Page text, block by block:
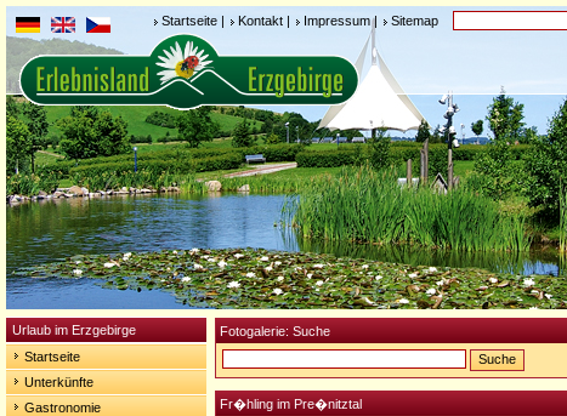
Startseite | Kontakt | Impressum| Sitemap
Urlaub im Erzgebirge
Startseite
Unterkünfte
Gastronomie
Fotogalerie: Suche
Fr�hling im Pre�nitztal